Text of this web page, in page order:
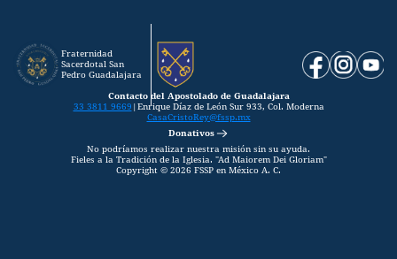
Fraternidad
Sacerdotal San
Pedro Guadalajara
Contacto del Apostolado de Guadalajara
33 3811 9669 | Enrique Díaz de León Sur 933, Col. Moderna
CasaCristoRey@fssp.mx
Donativos
No podríamos realizar nuestra misión sin su ayuda.
Fieles a la Tradición de la Iglesia. "Ad Maiorem Dei Gloriam"
Copyright © 2026 FSSP en México A. C.